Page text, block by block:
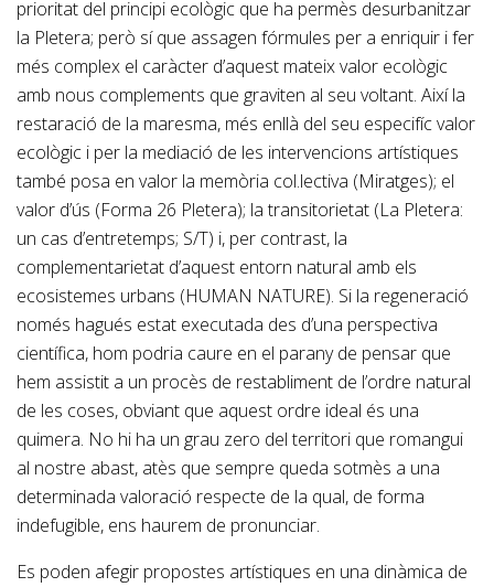
prioritat del principi ecològic que ha permès desurbanitzar
la Pletera; però sí que assagen fórmules per a enriquir i fer
més complex el caràcter d’aquest mateix valor ecològic
amb nous complements que graviten al seu voltant. Així la
restaració de la maresma, més enllà del seu especifíc valor
ecològic i per la mediació de les intervencions artístiques
també posa en valor la memòria col.lectiva (Miratges); el
valor d’ús (Forma 26 Pletera); la transitorietat (La Pletera:
un cas d’entretemps; S/T) i, per contrast, la
complementarietat d’aquest entorn natural amb els
ecosistemes urbans (HUMAN NATURE). Si la regeneració
només hagués estat executada des d’una perspectiva
científica, hom podria caure en el parany de pensar que
hem assistit a un procès de restabliment de l’ordre natural
de les coses, obviant que aquest ordre ideal és una
quimera. No hi ha un grau zero del territori que romangui
al nostre abast, atès que sempre queda sotmès a una
determinada valoració respecte de la qual, de forma
indefugible, ens haurem de pronunciar.
Es poden afegir propostes artístiques en una dinàmica de